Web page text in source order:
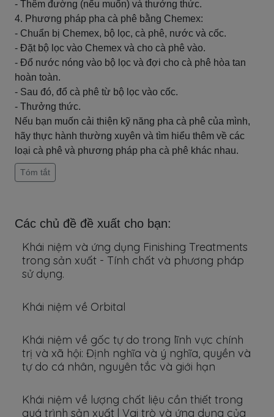
- Thêm đường (nếu muốn) và thưởng thức.
4. Phương pháp pha cà phê bằng Chemex:
- Chuẩn bị Chemex, bộ lọc, cà phê, nước và cốc.
- Đặt bộ lọc vào Chemex và cho cà phê vào.
- Đổ nước nóng vào bộ lọc và đợi cho cà phê hòa tan
hoàn toàn.
- Sau đó, đổ cà phê từ bộ lọc vào cốc.
- Thưởng thức.
Nếu bạn muốn cải thiện kỹ năng pha cà phê của mình,
hãy thực hành thường xuyên và tìm hiểu thêm về các
loại cà phê và phương pháp pha cà phê khác nhau.
Tóm tắt
Các chủ đề đề xuất cho bạn:
Khái niệm và ứng dụng Finishing Treatments
trong sản xuất - Tính chất và phương pháp
sử dụng.
Khái niệm về Orbital
Khái niệm về gốc tự do trong lĩnh vực chính
trị và xã hội: Định nghĩa và ý nghĩa, quyền và
tự do cá nhân, nguyên tắc và giới hạn
Khái niệm về lượng chất liệu cần thiết trong
quá trình sản xuất | Vai trò và ứng dụng của